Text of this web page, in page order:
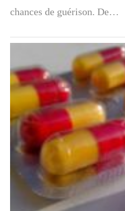
chances de guérison. De…